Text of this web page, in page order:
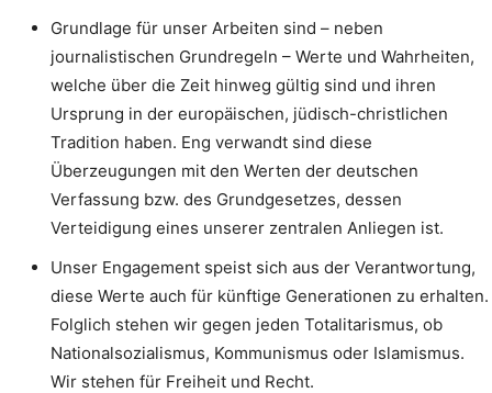
Grundlage für unser Arbeiten sind – neben
journalistischen Grundregeln – Werte und Wahrheiten,
welche über die Zeit hinweg gültig sind und ihren
Ursprung in der europäischen, jüdisch-christlichen
Tradition haben. Eng verwandt sind diese
Überzeugungen mit den Werten der deutschen
Verfassung bzw. des Grundgesetzes, dessen
Verteidigung eines unserer zentralen Anliegen ist.
Unser Engagement speist sich aus der Verantwortung,
diese Werte auch für künftige Generationen zu erhalten.
Folglich stehen wir gegen jeden Totalitarismus, ob
Nationalsozialismus, Kommunismus oder Islamismus.
Wir stehen für Freiheit und Recht.